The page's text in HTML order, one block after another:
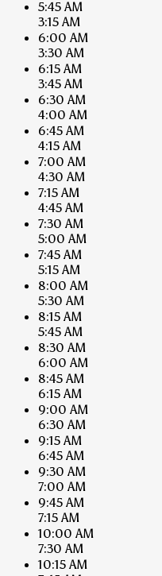
5:45 AM
3:15 AM
6:00 AM
3:30 AM
6:15 AM
3:45 AM
6:30 AM
4:00 AM
6:45 AM
4:15 AM
7:00 AM
4:30 AM
7:15 AM
4:45 AM
7:30 AM
5:00 AM
7:45 AM
5:15 AM
8:00 AM
5:30 AM
8:15 AM
5:45 AM
8:30 AM
6:00 AM
8:45 AM
6:15 AM
9:00 AM
6:30 AM
9:15 AM
6:45 AM
9:30 AM
7:00 AM
9:45 AM
7:15 AM
10:00 AM
7:30 AM
10:15 AM